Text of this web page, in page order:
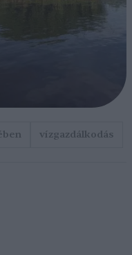
vízgazdálkodás